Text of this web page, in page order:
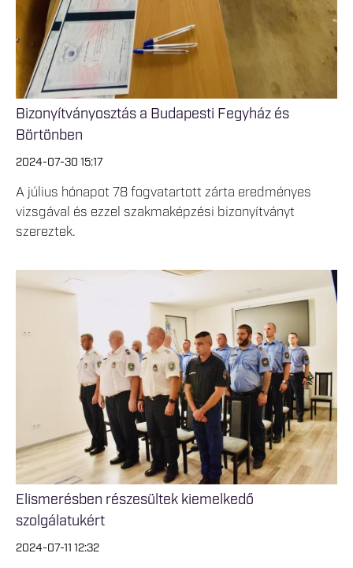
Bizonyítványosztás a Budapesti Fegyház és
Börtönben
2024-07-30 15:17
A július hónapot 78 fogvatartott zárta eredményes
vizsgával és ezzel szakmaképzési bizonyítványt
szereztek.
Elismerésben részesültek kiemelkedő
szolgálatukért
2024-07-11 12:32